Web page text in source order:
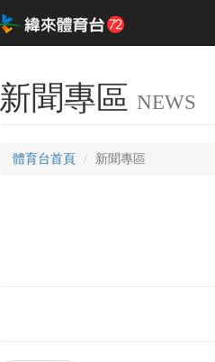
新聞專區 NEWS
體育台首頁 新聞專區